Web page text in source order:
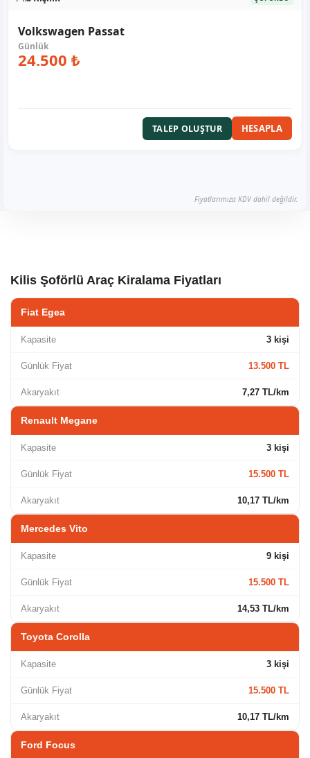
Volkswagen Passat
24.500 ₺
TALEP OLUŞTUR HESAPLA
Fiyatlarımıza KDV dahil değildir.
Kilis Şoförlü Araç Kiralama Fiyatları
Fiat Egea
Kapasite 3 kişi
Günlük Fiyat 13.500 TL
Akaryakıt 7,27 TL/km
Renault Megane
Kapasite 3 kişi
Günlük Fiyat 15.500 TL
Akaryakıt 10,17 TL/km
Mercedes Vito
Kapasite 9 kişi
Günlük Fiyat 15.500 TL
Akaryakıt 14,53 TL/km
Toyota Corolla
Kapasite 3 kişi
Günlük Fiyat 15.500 TL
Akaryakıt 10,17 TL/km
Ford Focus